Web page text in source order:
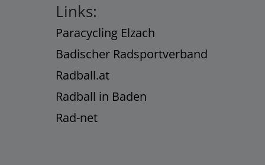
Links:
Paracycling Elzach
Badischer Radsportverband
Radball.at
Radball in Baden
Rad-net